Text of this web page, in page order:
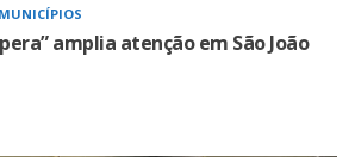
amplia atenção em São João